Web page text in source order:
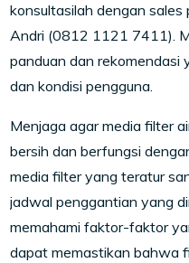
konsultasilah dengan
Andri (0812 1121 7411).
panduan dan rekomendasi
dan kondisi pengguna.
Menjaga agar media filter
bersih dan berfungsi
media filter yang teratur
jadwal penggantian yang
memahami faktor-faktor
dapat memastikan bahwa